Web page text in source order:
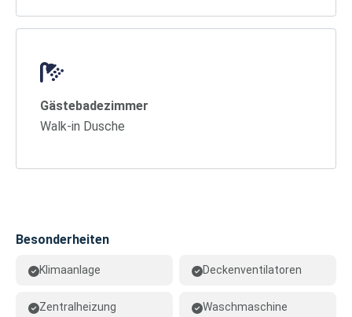
Gästebadezimmer
Walk-in Dusche
Besonderheiten
Klimaanlage Deckenventilatoren
Zentralheizung Waschmaschine